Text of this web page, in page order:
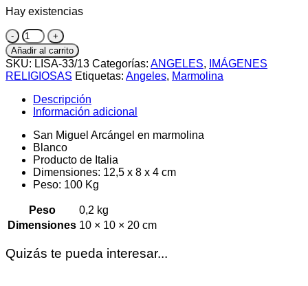
Hay existencias
San
Miguel
Arcángel
cantidad
Añadir al carrito
SKU: LISA-33/13 Categorías: ANGELES,
IMÁGENES
RELIGIOSAS Etiquetas: Angeles, Marmolina
Descripción
Información adicional
San Miguel Arcángel en marmolina
Blanco
Producto de Italia
Dimensiones: 12,5 x 8 x 4 cm
Peso: 100 Kg
Peso
0,2 kg
Dimensiones 10 × 10 × 20 cm
Quizás te pueda interesar...